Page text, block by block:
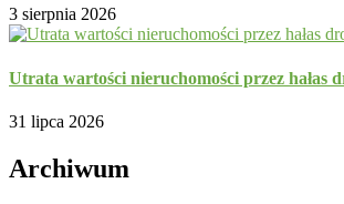
3 sierpnia 2026
Utrata wartości nieruchomości przez hałas
31 lipca 2026
Archiwum